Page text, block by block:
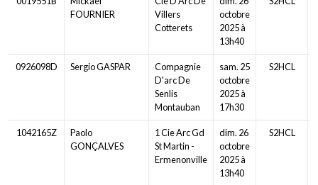
FOURNIER
Villers
Cotterets
octobre
2025 à
13h40
0926098D Sergio GASPAR
Compagnie
D'arc De
Senlis
Montauban
sam. 25
octobre
2025 à
17h30
S2HCL
1042165Z
Paolo
GONÇALVES
1 Cie Arc Gd
St Martin -
Ermenonville
dim. 26
octobre
2025 à
13h40
S2HCL